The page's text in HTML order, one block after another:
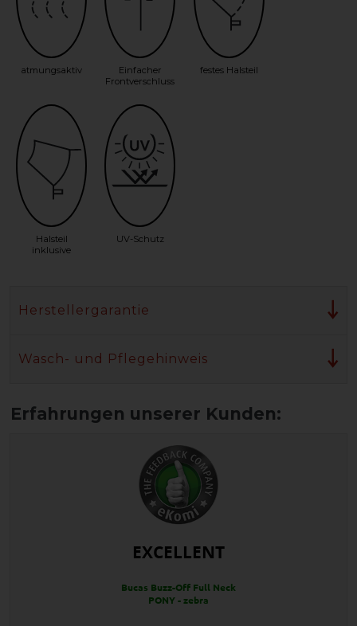
atmungsaktiv
Einfacher
Frontverschluss
festes Halsteil
Halsteil
inklusive
UV-Schutz
Herstellergarantie
Wasch- und Pflegehinweis
EXCELLENT
Bucas Buzz-Off Full Neck
PONY - zebra